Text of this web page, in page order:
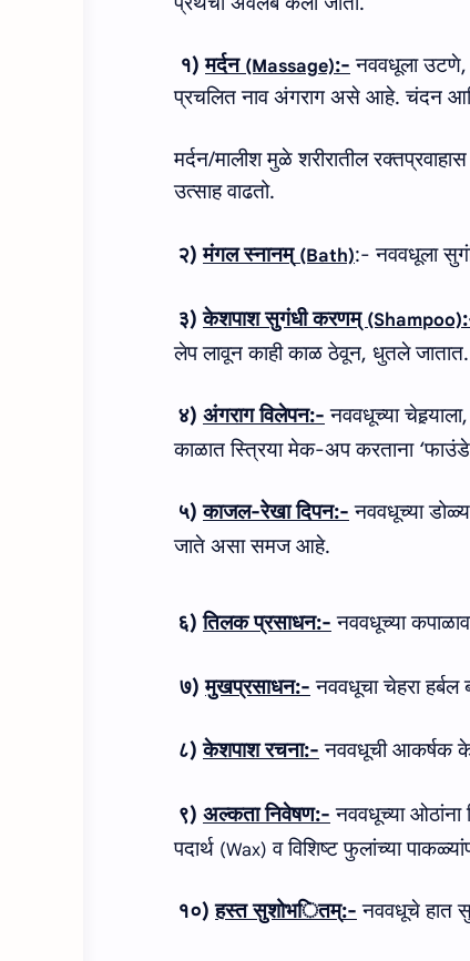
१)मर्दन (Massage):- नववधूला
प्रचलित नाव अंगराग असे आहे. चंदन
मर्दन/मालीश मुळे शरीरातील
उत्‍साह वाढतो.
२) मंगल स्नानम् (Bath):-नववधूला
३)केशपाश सुगंधी करणम् (Shampoo)
लेप लावून काही काळ ठेवून, धुतले जातात.
४) अंगराग विलेपन:- नववधूच्या चेहर्‍याला
काळात स्त्रिया मेक-अप करताना‘
५) काजल-रेखा दिपन:- नववधूच्या
जाते असा समज आहे.
६)तिलक प्रसाधन:- नववधूच्या
७)मुखप्रसाधन:- नववधूचा चेहरा हर्बल
८)केशपाश रचना:- नववधूची आकर्षक
९) अल्कता निवेषण:- नववधूच्या ओठांना
पदार्थ (Wax) व विशिष्ट फुलांच्या
१०)हस्त सुशोभितम्:- नववधूचे हात